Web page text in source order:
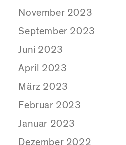
November 2023
September 2023
Juni 2023
April 2023
März 2023
Februar 2023
Januar 2023
Dezember 2022